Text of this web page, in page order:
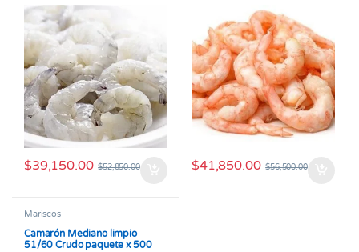
$39,150.00 $52,850.00 $41,850.00 $56,500.00
Mariscos
Camarón Mediano limpio
51/60 Crudo paquete x 500